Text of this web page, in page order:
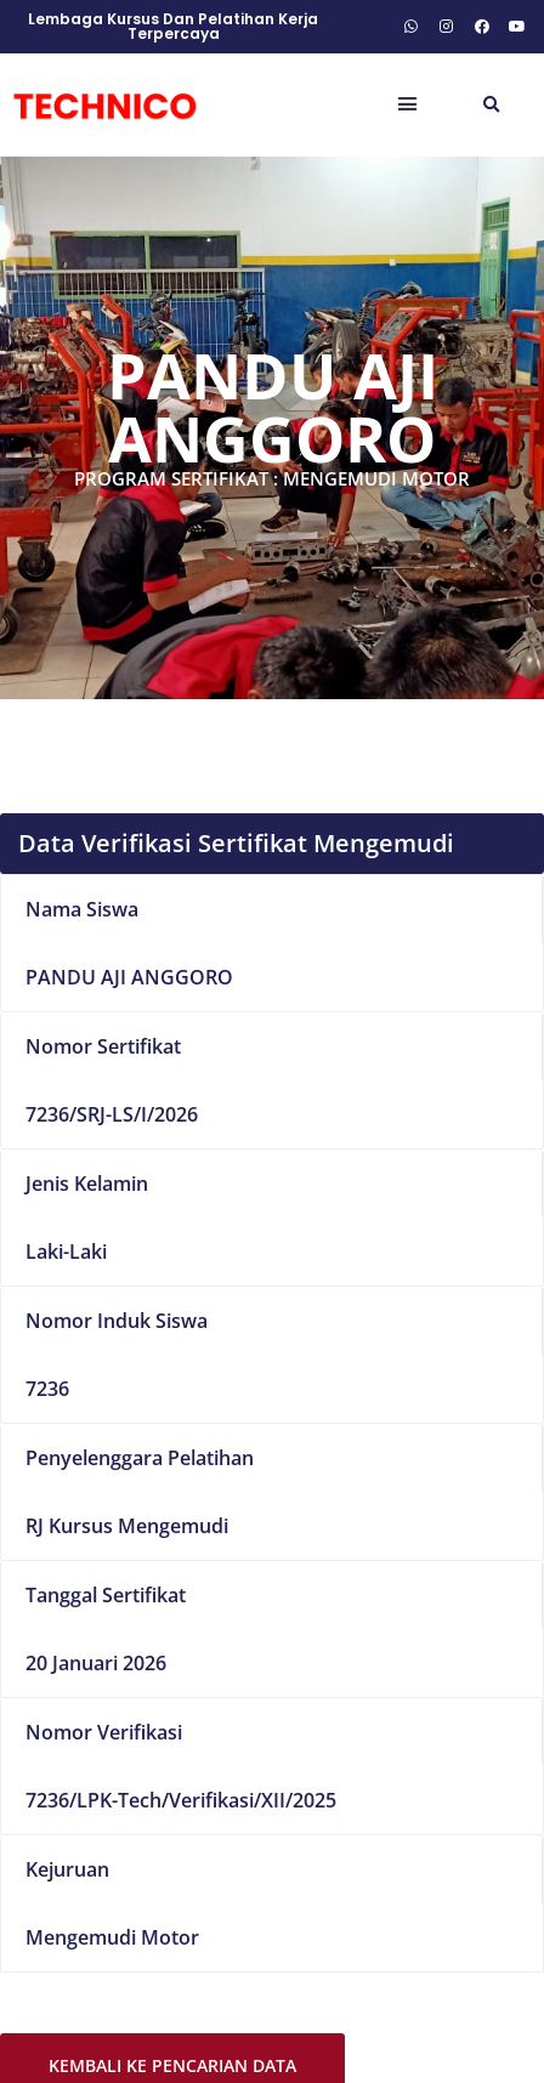
Lembaga Kursus Dan Pelatihan Kerja
Terpercaya
PANDU AJI
ANGGORO
PROGRAM SERTIFIKAT : MENGEMUDI MOTOR
Data Verifikasi Sertifikat Mengemudi
Nama Siswa
PANDU AJI ANGGORO
Nomor Sertifikat
7236/SRJ-LS/I/2026
Jenis Kelamin
Laki-Laki
Nomor Induk Siswa
7236
Penyelenggara Pelatihan
RJ Kursus Mengemudi
Tanggal Sertifikat
20 Januari 2026
Nomor Verifikasi
7236/LPK-Tech/Verifikasi/XII/2025
Kejuruan
Mengemudi Motor
KEMBALI KE PENCARIAN DATA